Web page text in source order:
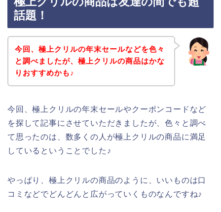
話題！
今回、極上クリルの年末セールなどを色々
と調べましたが、極上クリルの商品はかな
りおすすめかも♪
今回、極上クリルの年末セールやクーポンコードなど
を探して記事にさせていただきましたが、色々と調べ
て思ったのは、数多くの人が極上クリルの商品に満足
しているということでした♪
やっぱり、極上クリルの商品のように、いいものは口
コミなどでどんどんと広がっていくものなんですね♪